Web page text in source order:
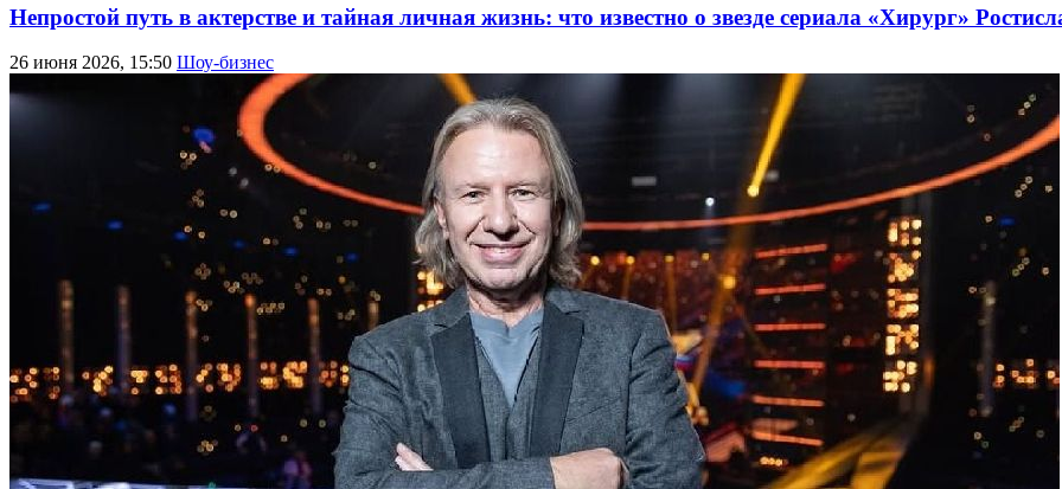
Непростой путь в актерстве и тайная личная жизнь: что известно о звезде сериала «Хирург»
26 июня 2026, 15:50 Шоу-бизнес